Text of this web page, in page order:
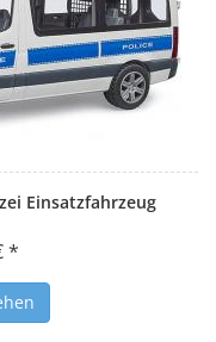
Einsatzfahrzeug
*